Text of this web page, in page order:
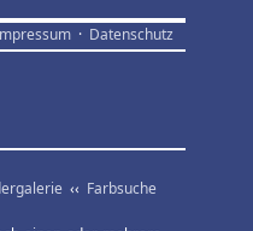
· Datenschutz
‹‹ Farbsuche